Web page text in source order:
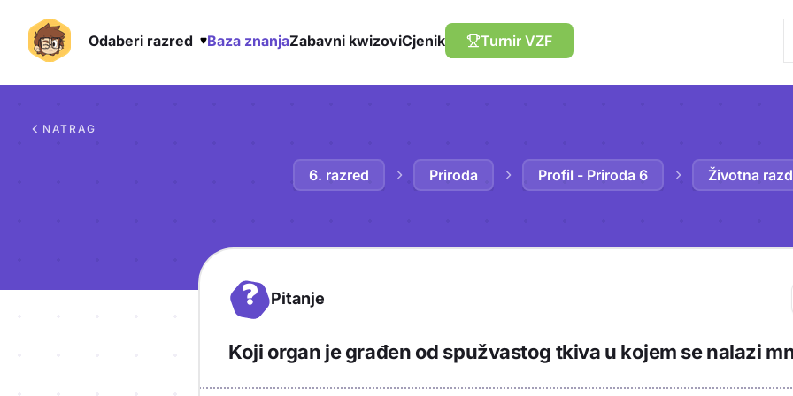
Odaberi razred Baza znanjaZabavni kwizoviCjenik Turnir VZF
NATRAG
6. razred Priroda Profil - Priroda 6 Životna
? Pitanje
Trebaš biti
sadržaj u
Koji organ je građen od spužvastog tkiva u kojem se nalazi